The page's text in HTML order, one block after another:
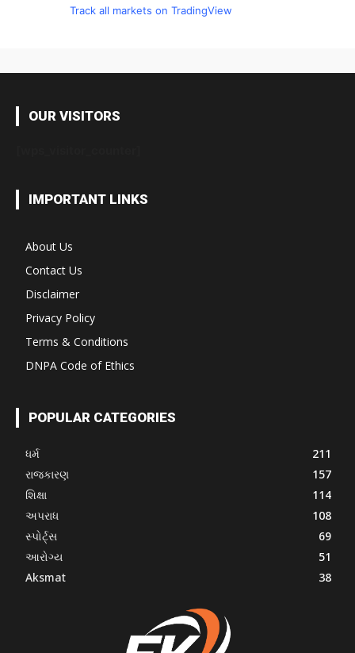
Track all markets on TradingView
OUR VISITORS
IMPORTANT LINKS
About Us
Contact Us
Disclaimer
Privacy Policy
Terms & Conditions
DNPA Code of Ethics
POPULAR CATEGORIES
ધર્મ
211
રાજકારણ
157
શિક્ષા
114
અપરાધ
108
સ્પોર્ટ્સ
69
આરોગ્ય
51
Aksmat
38